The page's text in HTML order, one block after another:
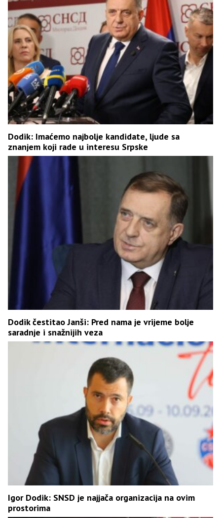
Dodik: Imaćemo najbolje kandidate, ljude sa
znanjem koji rade u interesu Srpske
Dodik čestitao Janši: Pred nama je vrijeme bolje
saradnje i snažnijih veza
Igor Dodik: SNSD je najjača organizacija na ovim
prostorima